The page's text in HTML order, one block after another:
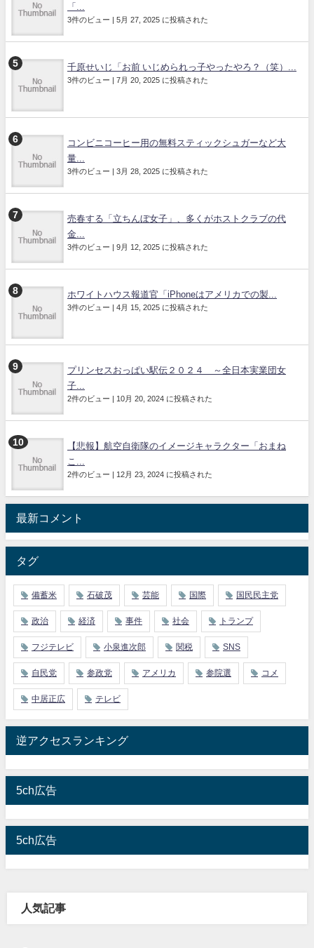
「...
3件のビュー 5月 27, 2025 に投稿された
千原せいじ「お前 いじめられっ子やったやろ？（笑）...
3件のビュー 7月 20, 2025 に投稿された
コンビニコーヒー用の無料スティックシュガーなど大
量...
3件のビュー 3月 28, 2025 に投稿された
売春する「立ちんぼ女子」、多くがホストクラブの代
金...
3件のビュー 9月 12, 2025 に投稿された
ホワイトハウス報道官「iPhoneはアメリカでの製...
3件のビュー 4月 15, 2025 に投稿された
プリンセスおっぱい駅伝２０２４ ～全日本実業団女
子...
2件のビュー 10月 20, 2024 に投稿された
【悲報】航空自衛隊のイメージキャラクター「おまね
こ...
2件のビュー 12月 23, 2024 に投稿された
最新コメント
タグ
備蓄米 石破茂 芸能 国際 国民民主党
政治 経済 事件 社会 トランプ
フジテレビ 小泉進次郎 関税 SNS
自民党 参政党 アメリカ 参院選 コメ
中居正広 テレビ
逆アクセスランキング
5ch広告
5ch広告
人気記事